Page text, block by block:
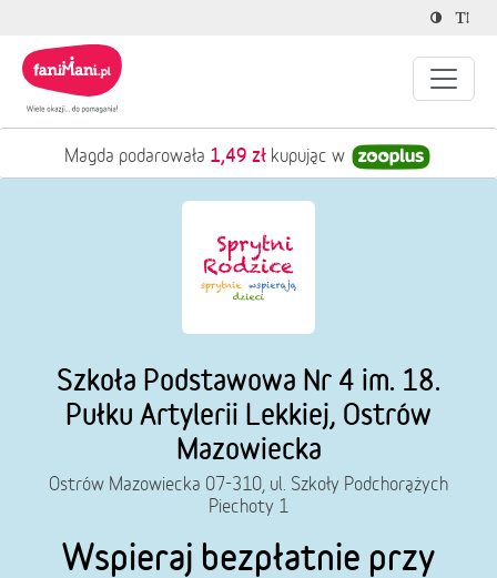
Magda podarowała 1,49 zł kupując w
Szkoła Podstawowa Nr 4 im. 18.
Pułku Artylerii Lekkiej, Ostrów
Mazowiecka
Ostrów Mazowiecka 07-310, ul. Szkoły Podchorążych
Piechoty 1
Wspieraj bezpłatnie przy